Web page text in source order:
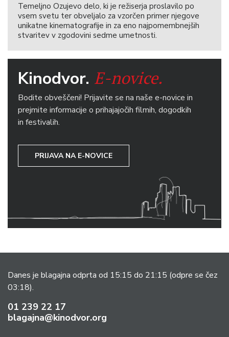
Temeljno Ozujevo delo, ki je režiserja proslavilo po
vsem svetu ter obveljalo za vzorčen primer njegove
unikatne kinematografije in za eno najpomembnejših
stvaritev v zgodovini sedme umetnosti.
Kinodvor. E-novice.
Bodite obveščeni! Prijavite se na naše e-novice in
prejmite informacije o prihajajočih filmih, dogodkih
in festivalih.
PRIJAVA NA E-NOVICE
Danes je blagajna odprta od 15:15 do 21:15 (odpre se čez
03:18).
01 239 22 17
blagajna@kinodvor.org